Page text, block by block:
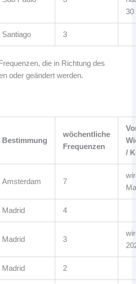
30
Santiago 3
die in Richtung des
oder geändert werden.
Bestimmung
wöchentliche
Frequenzen
/
Amsterdam 7
Madrid 4
Madrid 3
Madrid 2